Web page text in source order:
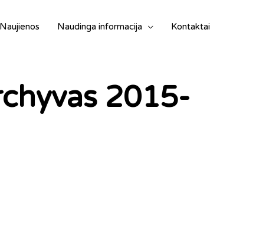
Naujienos Naudinga informacija Kontaktai
2015-